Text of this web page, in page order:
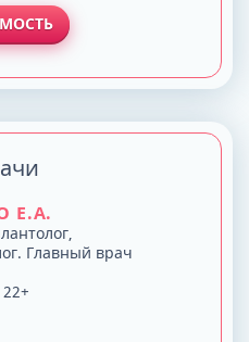
Е.А.
Главный врач